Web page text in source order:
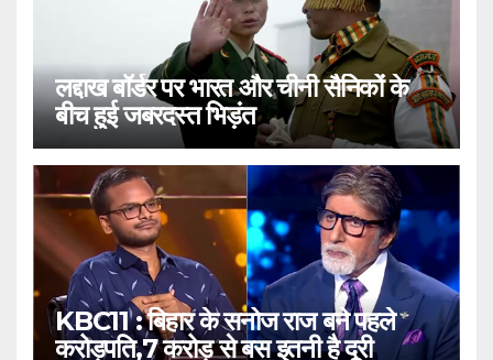
लद्दाख बॉर्डर पर भारत और चीनी सैनिकों के
बीच हुई जबरदस्त भिड़ंत
KBC11 : बिहार के सनोज राज बने पहले
करोड़पति,7 करोड़ से बस इतनी है दूरी